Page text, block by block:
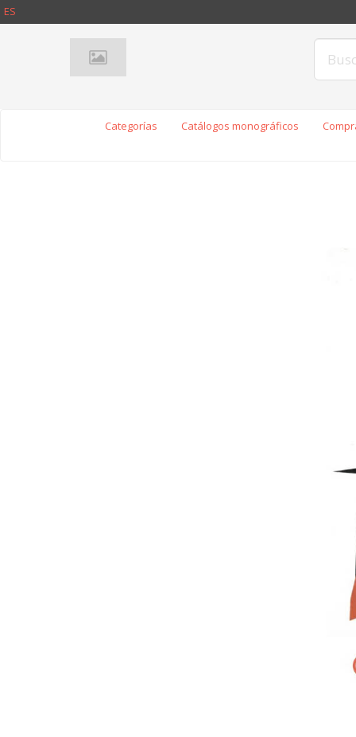
ES
Categorías Catálogos monográficos